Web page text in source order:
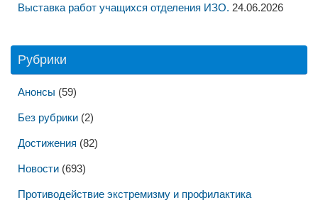
Выставка работ учащихся отделения ИЗО. 24.06.2026
Рубрики
Анонсы (59)
Без рубрики (2)
Достижения (82)
Новости (693)
Противодействие экстремизму и профилактика